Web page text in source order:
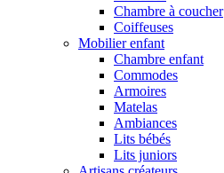
Chambre à coucher
Coiffeuses
Mobilier enfant
Chambre enfant
Commodes
Armoires
Matelas
Ambiances
Lits bébés
Lits juniors